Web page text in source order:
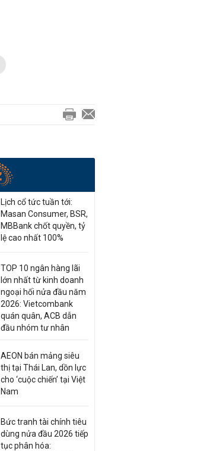
Lịch cổ tức tuần tới:
Masan Consumer, BSR,
MBBank chốt quyền, tỷ
lệ cao nhất 100%
TOP 10 ngân hàng lãi
lớn nhất từ kinh doanh
ngoại hối nửa đầu năm
2026: Vietcombank
quán quân, ACB dẫn
đầu nhóm tư nhân
AEON bán mảng siêu
thị tại Thái Lan, dồn lực
cho ‘cuộc chiến’ tại Việt
Nam
Bức tranh tài chính tiêu
dùng nửa đầu 2026 tiếp
tục phân hóa: